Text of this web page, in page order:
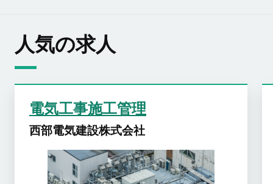
人気の求人
電気工事施工管理
西部電気建設株式会社